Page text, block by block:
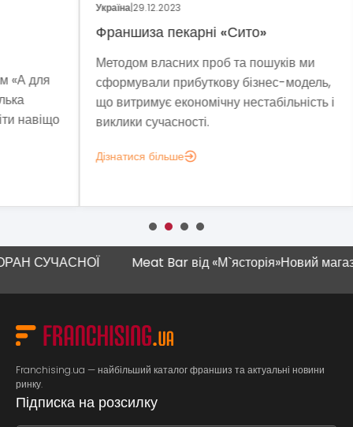
29.12.2023
Франшиза пекарні «Сито»
Методом власних проб та пошуків ми
сформували прибуткову бізнес-модель,
що витримує економічну нестабільність і
виклики сучасності.
Дізнатися більше
а
Meat Bar від «М`ясторія»Новий магазин
Franchising.ua — найбільший каталог франшиз та актуальні новини
ринку.
Підписка на розсилку